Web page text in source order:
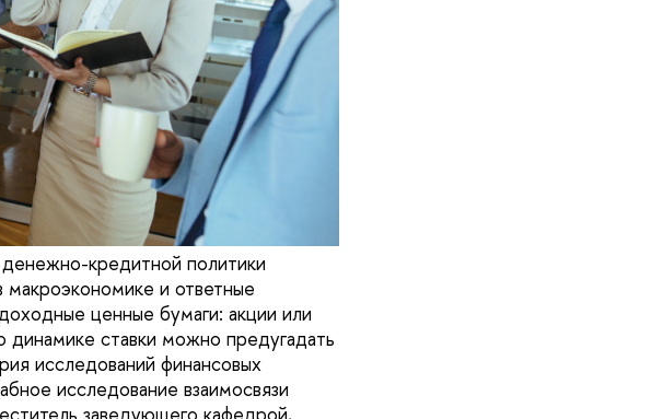
кредитной политики
макроэкономике и ответные
ценные бумаги: акции или
динамике ставки можно предугадать
исследований финансовых
исследование взаимосвязи